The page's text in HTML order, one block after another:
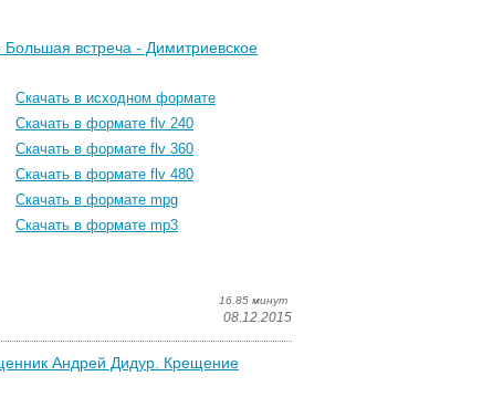
Большая встреча - Димитриевское
Скачать в исходном формате
Скачать в формате flv 240
Скачать в формате flv 360
Скачать в формате flv 480
Скачать в формате mpg
Скачать в формате mp3
16.85 минут
08.12.2015
Андрей Дидур. Крещение